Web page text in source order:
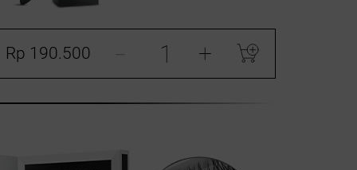
Rp 190.500 +